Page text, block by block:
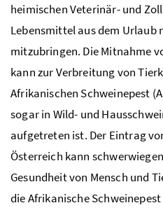
heimischen Veterinär- und
Lebensmittel aus dem Urlaub
mitzubringen. Die Mitnahme
kann zur Verbreitung von
Afrikanischen Schweinepest
sogar in Wild- und
aufgetreten ist. Der Eintrag
Österreich kann
Gesundheit von Mensch und
die Afrikanische